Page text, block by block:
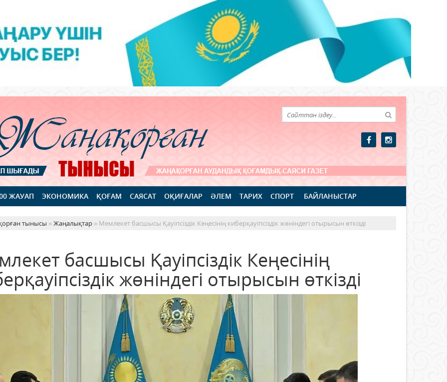
ЖАУАП ЭКОНОМИКА ҚОҒАМ САЯСАТ ОҚИҒАЛАР ӘЛЕМ ТАРИХ СПОРТ БАЙЛАНЫСТАР
тынысы »Жаңалықтар » Мемлекет басшысы Қауіпсіздік Кеңесінің киберқауіпсіздік жөніндегі отырысын өткізді
басшысы Қауіпсіздік Кеңесінің
жөніндегі отырысын өткізді